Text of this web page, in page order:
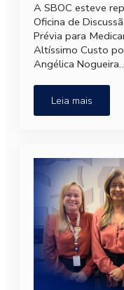
A SBOC esteve
Oficina de
Prévia para
Altíssimo Custo
Angélica
Leia mais